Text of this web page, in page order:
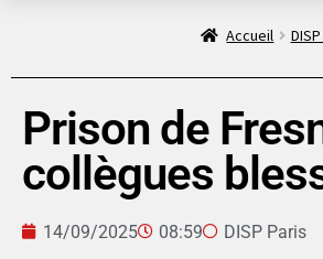
Accueil
Prison de
collègues
14/09/2025 08:59 DISP Paris